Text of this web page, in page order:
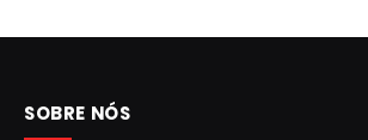
SOBRE NÓS